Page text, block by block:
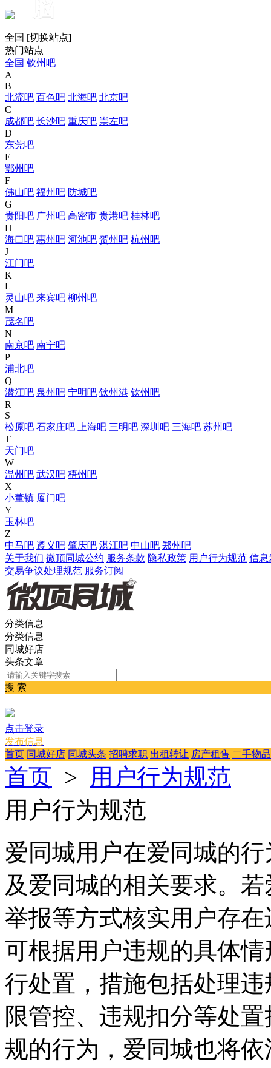
脳
全国 [切换站点]
热门站点
全国 钦州吧
A
B
北流吧 百色吧 北海吧 北京吧
C
成都吧 长沙吧 重庆吧 崇左吧
D
东莞吧
E
鄂州吧
F
佛山吧 福州吧 防城吧
G
贵阳吧 广州吧 高密市 贵港吧 桂林吧
H
海口吧 惠州吧 河池吧 贺州吧 杭州吧
J
江门吧
K
L
灵山吧 来宾吧 柳州吧
M
茂名吧
N
南京吧 南宁吧
P
浦北吧
Q
潜江吧 泉州吧 宁明吧 钦州港 钦州吧
R
S
松原吧 石家庄吧 上海吧 三明吧 深圳吧 三海吧 苏州吧
T
天门吧
W
温州吧 武汉吧 梧州吧
X
小董镇 厦门吧
Y
玉林吧
Z
中马吧 遵义吧 肇庆吧 湛江吧 中山吧 郑州吧
关于我们 微顶同城公约 服务条款 隐私政策 用户行为规范 信息
交易争议处理规范 服务订阅
分类信息
分类信息
同城好店
头条文章
搜 索
点击登录
发布信息
首页 同城好店 同城头条 招聘求职 出租转让 房产租售 二手物品
首页 > 用户行为规范
用户行为规范
爱同城用户在爱同城的
及爱同城的相关要求。
举报等方式核实用户存
可根据用户违规的具体
行处置，措施包括处理
限管控、违规扣分等处
规的行为，爱同城也将